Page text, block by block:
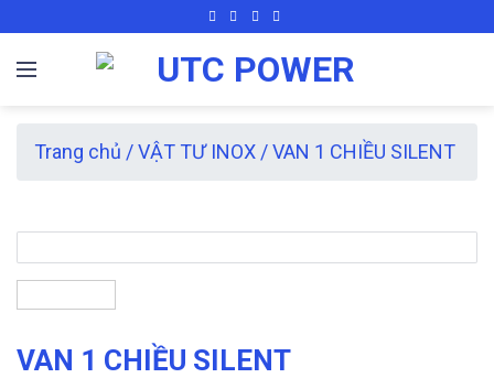
to
content
Trang chủ /VẬT TƯ INOX /VAN 1 CHIỀU SILENT
VAN 1 CHIỀU SILENT